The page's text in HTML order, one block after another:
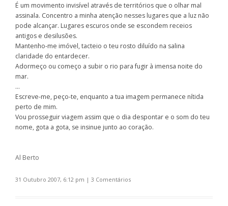
É um movimento invisível através de territórios que o olhar mal
assinala. Concentro a minha atenção nesses lugares que a luz não
pode alcançar. Lugares escuros onde se escondem receios
antigos e desilusões.
Mantenho-me imóvel, tacteio o teu rosto diluído na salina
claridade do entardecer.
Adormeço ou começo a subir o rio para fugir à imensa noite do
mar.
…
Escreve-me, peço-te, enquanto a tua imagem permanece nítida
perto de mim.
Vou prosseguir viagem assim que o dia despontar e o som do teu
nome, gota a gota, se insinue junto ao coração.
Al Berto
31 Outubro 2007, 6:12 pm | 3 Comentários